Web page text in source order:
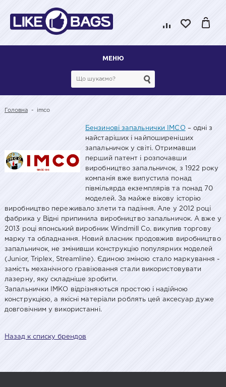
МЕНЮ
Головна - imco
Бензинові запальнички IMCO – одні з
найстаріших і найпоширеніших
запальничок у світі. Отримавши
перший патент і розпочавши
виробництво запальничок, з 1922 року
компанія вже випустила понад
півмільярда екземплярів та понад 70
моделей. За майже вікову історію
виробництво переживало злети та падіння. Але у 2012 році
фабрика у Відні припинила виробництво запальничок. А вже у
2013 році японський виробник Windmill Co. викупив торгову
марку та обладнання. Новий власник продовжив виробництво
запальничок, не змінивши конструкцію популярних моделей
(Junior, Triplex, Streamline). Єдиною зміною стало маркування -
замість механічного гравіювання стали використовувати
лазерну, яку складніше зробити.
Запальнички ІМКО відрізняються простою і надійною
конструкцією, а якісні матеріали роблять цей аксесуар дуже
довговічним у використанні.
Назад к списку брендов